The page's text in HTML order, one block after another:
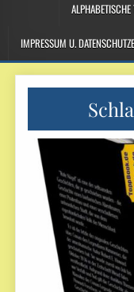
ALPHABETISCHE
IMPRESSUM U.